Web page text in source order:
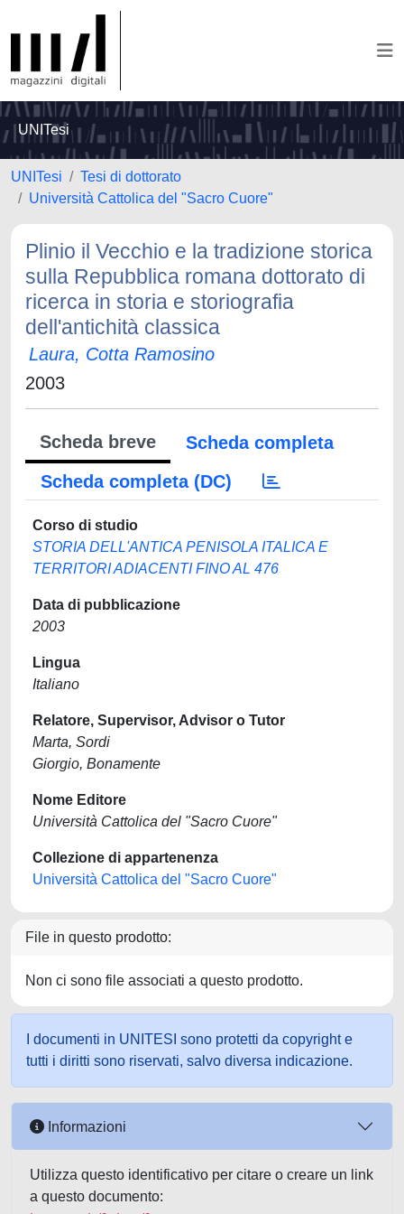
UNITesi
UNITesi
Tesi di dottorato
Università Cattolica del "Sacro Cuore"
Plinio il Vecchio e la tradizione storica
sulla Repubblica romana dottorato di
ricerca in storia e storiografia
dell'antichità classica
Laura, Cotta Ramosino
2003
Scheda breve
Scheda completa
Scheda completa (DC)
Corso di studio
STORIA DELL'ANTICA PENISOLA ITALICA E
TERRITORI ADIACENTI FINO AL 476
Data di pubblicazione
2003
Lingua
Italiano
Relatore, Supervisor, Advisor o Tutor
Marta, Sordi
Giorgio, Bonamente
Nome Editore
Università Cattolica del "Sacro Cuore"
Collezione di appartenenza
Università Cattolica del "Sacro Cuore"
File in questo prodotto:
Non ci sono file associati a questo prodotto.
I documenti in UNITESI sono protetti da copyright e
tutti i diritti sono riservati, salvo diversa indicazione.
Informazioni
Utilizza questo identificativo per citare o creare un link
a questo documento: